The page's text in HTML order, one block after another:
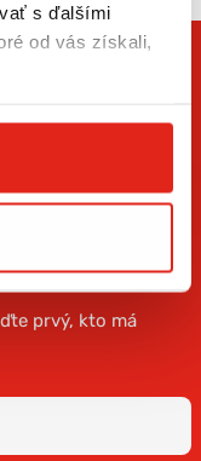
s ďalšími
od vás získali,
prvý, kto má